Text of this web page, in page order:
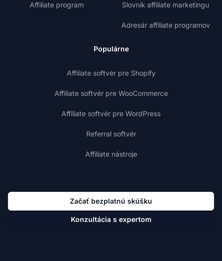
Affiliate program Slovník affiliate marketingu
Adresár affiliate programov
Populárne
Affiliate softvér pre Shopify
Affiliate softvér pre WooCommerce
Affiliate softvér pre WordPress
Referral softvér
Affiliate nástroje
Začať bezplatnú skúšku
Konzultácia s expertom